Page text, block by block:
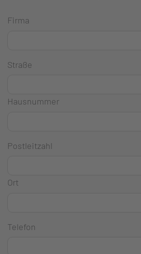
Firma
Straße
Hausnummer
Postleitzahl
Ort
Telefon